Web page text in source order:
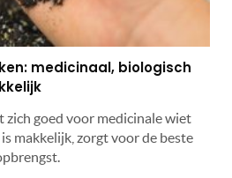
medicinaal, biologisch
zich goed voor medicinale wiet
makkelijk, zorgt voor de beste